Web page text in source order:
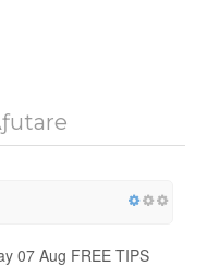
07 Aug FREE TIPS